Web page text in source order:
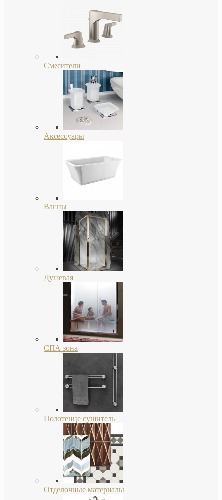
Смесители
Аксессуары
Ванны
Душевая
СПА зона
Полотенце сушитель
Отделочные материалы